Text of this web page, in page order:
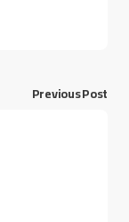
Previous Post